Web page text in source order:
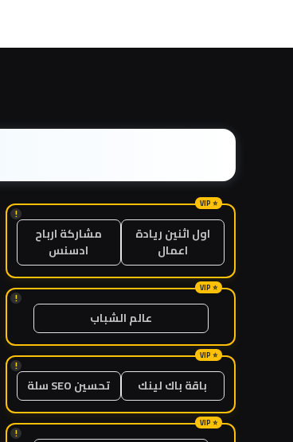
!
اول اثنين ريادة
اعمال
مشاركة ارباح
ادسنس
!
عالم الشباب
!
باقة باك لينك تحسين SEO سلة
!